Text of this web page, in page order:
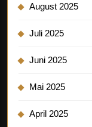
August 2025
Juli 2025
Juni 2025
Mai 2025
April 2025